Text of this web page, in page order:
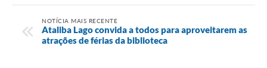
NOTÍCIA MAIS RECENTE
Ataliba Lago convida a todos para aproveitarem as
atrações de férias da biblioteca